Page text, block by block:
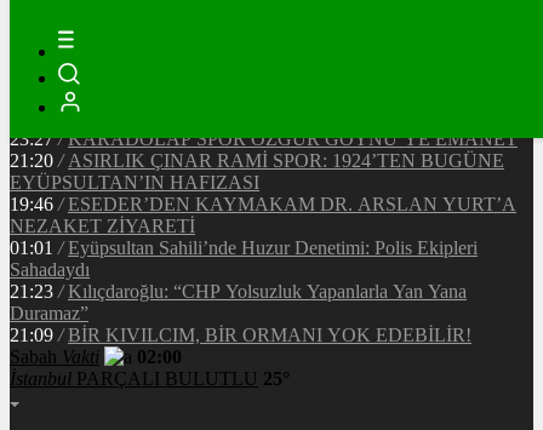
/ MHP EYÜPSULTAN TEŞKİLATI’NIN ACI GÜNÜ
13:33
/ BAŞKAN DR. MİTHAT BÜLENT ÖZMEN’DEN
KAMUOYUNA AÇIKLAMA
Makyaj Sanatçısı Uzay Damla Yıldız, Uluslararası
Başarılarıyla Türkiye’yi Temsil Ediyor
23:27 / KARADOLAP SPOR ÖZGÜR GÖYNÜ’YE EMANET
21:20 / ASIRLIK ÇINAR RAMİ SPOR: 1924’TEN BUGÜNE
EYÜPSULTAN’IN HAFIZASI
19:46 / ESEDER’DEN KAYMAKAM DR. ARSLAN YURT’A
NEZAKET ZİYARETİ
01:01 / Eyüpsultan Sahili’nde Huzur Denetimi: Polis Ekipleri
Sahadaydı
21:23 / Kılıçdaroğlu: “CHP Yolsuzluk Yapanlarla Yan Yana
Duramaz”
21:09 / BİR KIVILCIM, BİR ORMANI YOK EDEBİLİR!
Sabah Vakti
02:00
İstanbul PARÇALI BULUTLU 25°